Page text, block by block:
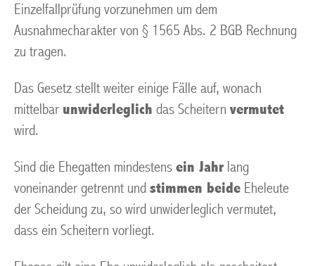
Einzelfallprüfung vorzunehmen um dem
Ausnahmecharakter von § 1565 Abs. 2 BGB Rechnung
zu tragen.
Das Gesetz stellt weiter einige Fälle auf, wonach
mittelbar unwiderleglich das Scheitern vermutet
wird.
Sind die Ehegatten mindestens ein Jahr lang
voneinander getrennt und stimmen beide Eheleute
der Scheidung zu, so wird unwiderleglich vermutet,
dass ein Scheitern vorliegt.